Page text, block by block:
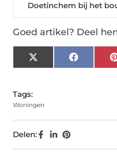
Doetinchem bij het
Goed artikel? Deel
X
(Twitter)
Facebook
Tags:
Woningen
Delen: